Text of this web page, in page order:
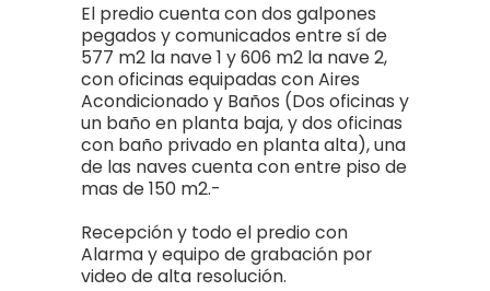
El predio cuenta con dos galpones
pegados y comunicados entre sí de
577 m2 la nave 1 y 606 m2 la nave 2,
con oficinas equipadas con Aires
Acondicionado y Baños (Dos oficinas y
un baño en planta baja, y dos oficinas
con baño privado en planta alta), una
de las naves cuenta con entre piso de
mas de 150 m2.-
Recepción y todo el predio con
Alarma y equipo de grabación por
video de alta resolución.